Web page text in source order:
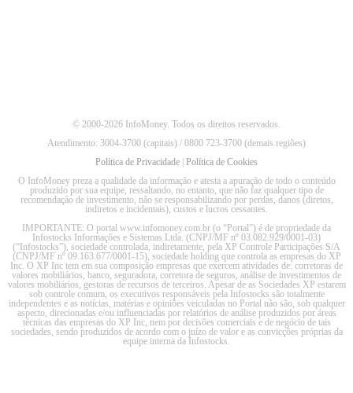
© 2000-2026 InfoMoney. Todos os direitos reservados.
Atendimento: 3004-3700 (capitais) / 0800 723-3700 (demais regiões)
Política de Privacidade Política de Cookies
O InfoMoney preza a qualidade da informação e atesta a apuração de todo o conteúdo
produzido por sua equipe, ressaltando, no entanto, que não faz qualquer tipo de
recomendação de investimento, não se responsabilizando por perdas, danos (diretos,
indiretos e incidentais), custos e lucros cessantes.
IMPORTANTE: O portal www.infomoney.com.br (o “Portal”) é de propriedade da
Infostocks Informações e Sistemas Ltda. (CNPJ/MF nº 03.082.929/0001-03)
(“Infostocks”), sociedade controlada, indiretamente, pela XP Controle Participações S/A
(CNPJ/MF nº 09.163.677/0001-15), sociedade holding que controla as empresas do XP
Inc. O XP Inc tem em sua composição empresas que exercem atividades de: corretoras de
valores mobiliários, banco, seguradora, corretora de seguros, análise de investimentos de
valores mobiliários, gestoras de recursos de terceiros. Apesar de as Sociedades XP estarem
sob controle comum, os executivos responsáveis pela Infostocks são totalmente
independentes e as notícias, matérias e opiniões veiculadas no Portal não são, sob qualquer
aspecto, direcionadas e/ou influenciadas por relatórios de análise produzidos por áreas
técnicas das empresas do XP Inc, nem por decisões comerciais e de negócio de tais
sociedades, sendo produzidos de acordo com o juízo de valor e as convicções próprias da
equipe interna da Infostocks.